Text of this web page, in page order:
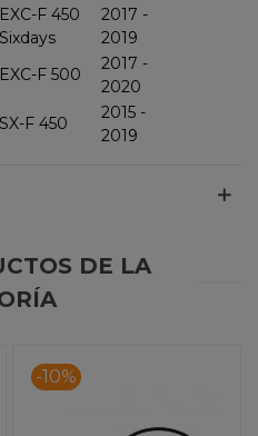
EXC-F 450
Sixdays
2017 -
2019
EXC-F 500
2017 -
2020
SX-F 450
2015 -
2019
DE LA
-10%